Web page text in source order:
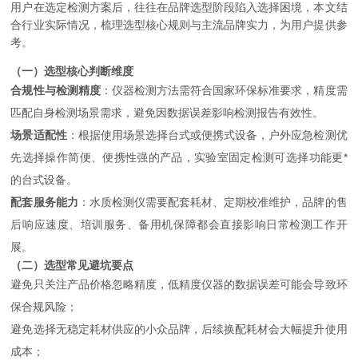
用户在选定检测方案后，往往在品牌选型阶段陷入选择困境，本文结
合行业实际情况，梳理选型核心规则与主流品牌实力，为用户提供参
考。
（一）选型核心判断维度
合规性与检测精度：仪器检测方法需符合国家环保标准要求，精度需
匹配自身检测场景需求，避免因数据误差影响检测报告有效性。
场景适配性：根据使用场景选择台式或便携式设备，户外应急检测优
先选择操作简便、便携性强的产品，实验室固定检测可选择功能更*
的台式设备。
配套服务能力 ：水质检测仪需要配套耗材、定期校准维护，品牌的售
后响应速度、培训服务、备用机保障都会直接影响日常检测工作开
展。
（二）选型常见避坑要点
避免只关注产品价格忽略精度，低精度仪器的数据误差可能会导致环
保合规风险；
避免选择无稳定耗材供应的小众品牌，后续换配耗材会大幅提升使用
成本；